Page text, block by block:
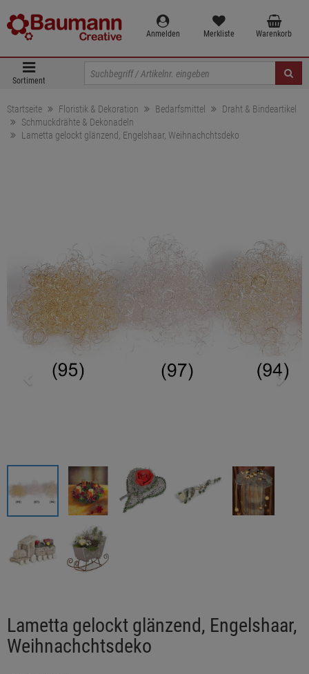
Anmelden Merkliste Warenkorb
Sortiment
Startseite Floristik & Dekoration Bedarfsmittel
Draht & Bindeartikel
Schmuckdrähte & Dekonadeln
Lametta gelockt glänzend, Engelshaar, Weihnachchtsdeko
Lametta gelockt glänzend, Engelshaar,
Weihnachchtsdeko